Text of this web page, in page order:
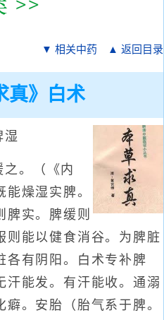
▼ 相关中药 ▲ 返回目录
真》白术
湿
之。（《内
燥湿实脾。
脾实。脾缓则
则能以健食消谷。为脾脏
各有阴阳。白术专补脾
汗能发。有汗能收。通溺
。安胎（胎气系于脾。